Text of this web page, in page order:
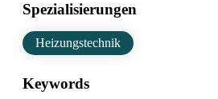
Spezialisierungen
Heizungstechnik
Keywords